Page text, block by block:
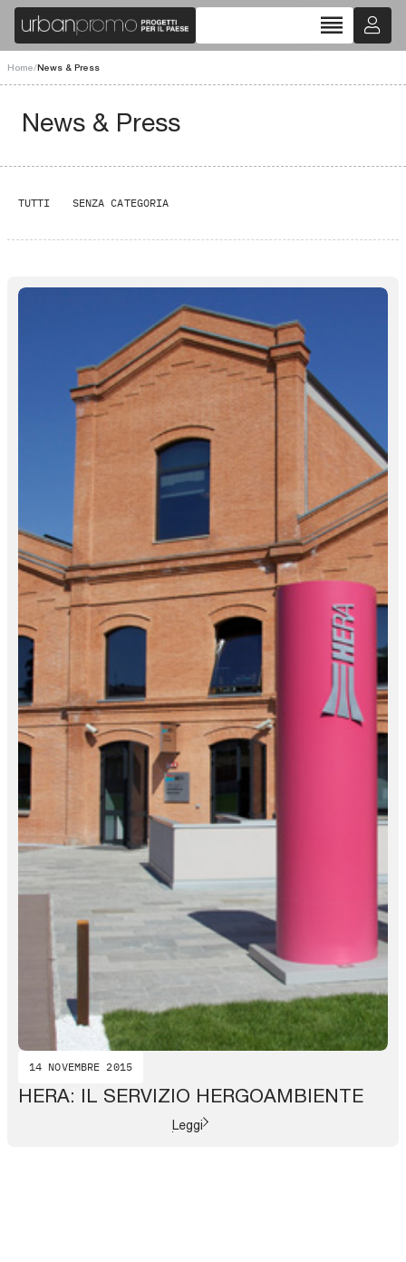
reorder
Home/News & Press
News & Press
TUTTI SENZA CATEGORIA
14 NOVEMBRE 2015
HERA: IL SERVIZIO HERGOAMBIENTE
Leggi